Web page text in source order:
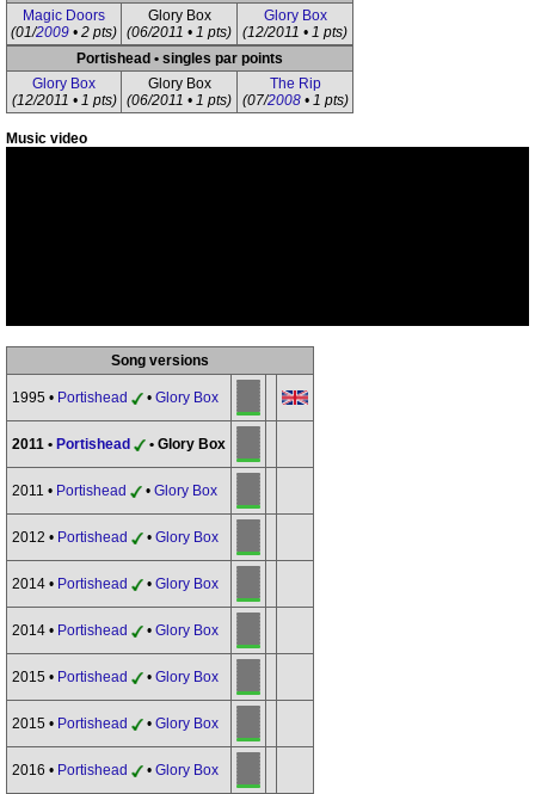
Magic Doors
(01/2009 • 2 pts)
Glory Box
(06/2011 • 1 pts)
Glory Box
(12/2011 • 1 pts)
Portishead • singles par points
Glory Box
(12/2011 • 1 pts)
Glory Box
(06/2011 • 1 pts)
The Rip
(07/2008• 1 pts)
Music video
Song versions
1995 • Portishead • Glory Box
2011 • Portishead • Glory Box
2011 • Portishead • Glory Box
2012 • Portishead • Glory Box
2014 • Portishead • Glory Box
2014 • Portishead • Glory Box
2015 • Portishead • Glory Box
2015 • Portishead • Glory Box
2016 • Portishead • Glory Box